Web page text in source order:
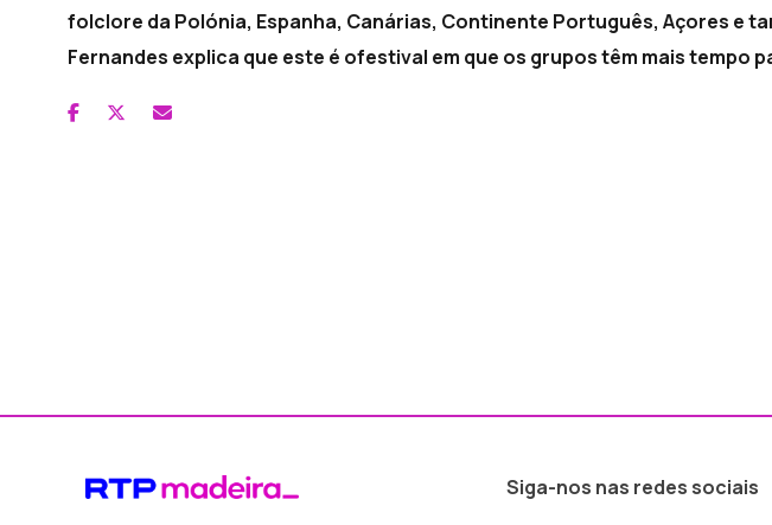
folclore da Polónia, Espanha, Canárias, Continente Português, Açores e
Fernandes explica que este é ofestival em que os grupos têm mais tempo
Siga-nos nas redes sociais